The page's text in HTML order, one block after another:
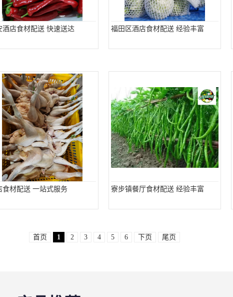
酒店食材配送 快速送达 福田区酒店食材配送 经验丰富
食材配送 一站式服务 寮步镇餐厅食材配送 经验丰富
首页 1 2 3 4 5 6 下页 尾页